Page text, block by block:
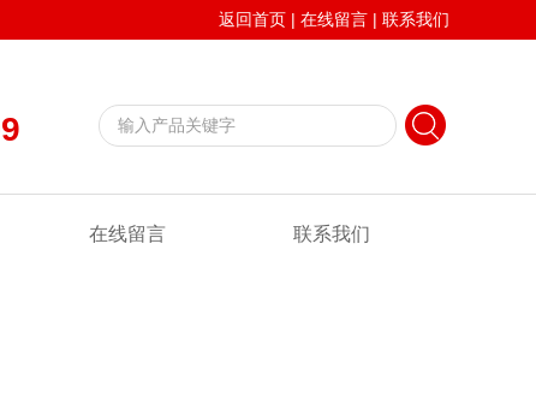
返回首页 | 在线留言 | 联系我们
在线留言 联系我们